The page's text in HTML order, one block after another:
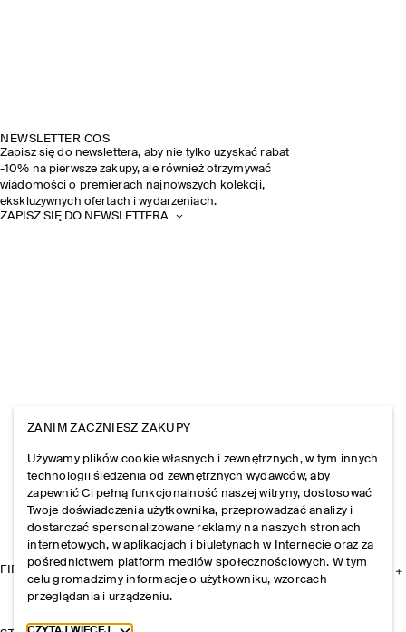
NEWSLETTER COS
Zapisz się do newslettera, aby nie tylko uzyskać rabat
-10% na pierwsze zakupy, ale również otrzymywać
wiadomości o premierach najnowszych kolekcji,
ekskluzywnych ofertach i wydarzeniach.
ZAPISZ SIĘ DO NEWSLETTERA
FIRMA
ZANIM ZACZNIESZ ZAKUPY
Używamy plików cookie własnych i zewnętrznych, w tym innych
technologii śledzenia od zewnętrznych wydawców, aby
zapewnić Ci pełną funkcjonalność naszej witryny, dostosować
Twoje doświadczenia użytkownika, przeprowadzać analizy i
dostarczać spersonalizowane reklamy na naszych stronach
internetowych, w aplikacjach i biuletynach w Internecie oraz za
pośrednictwem platform mediów społecznościowych. W tym
celu gromadzimy informacje o użytkowniku, wzorcach
przeglądania i urządzeniu.